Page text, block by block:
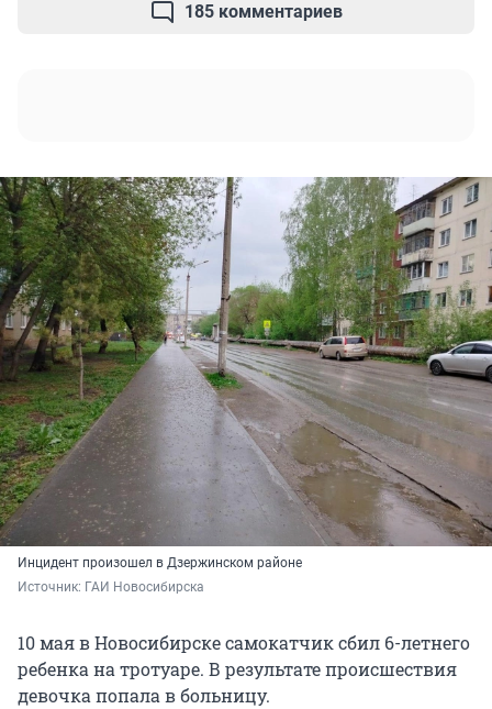
185 комментариев
Инцидент произошел в Дзержинском районе
Источник: ГАИ Новосибирска
10 мая в Новосибирске самокатчик сбил 6-летнего
ребенка на тротуаре. В результате происшествия
девочка попала в больницу.